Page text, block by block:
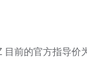
前的官方指导价